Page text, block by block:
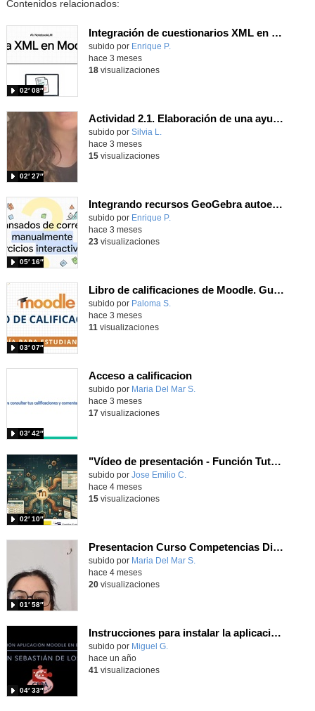
Contenidos relacionados:
Integración de cuestionarios XML en Moodle
subido por Enrique P.
02′ 08″
hace 3 meses
18visualizaciones
Actividad 2.1. Elaboración de una ayuda.
Contenido educativo.
subido por Silvia L.
02′ 27″
hace 3 meses
15visualizaciones
Integrando recursos GeoGebra autoevaluables en Moodle
subido por Enrique P.
05′ 16″
hace 3 meses
23visualizaciones
Libro de calificaciones de Moodle. Guía para estudiantes
Contenido educativo.
subido por Paloma S.
03′ 07″
hace 3 meses
11 visualizaciones
Acceso a calificacion
subido por Maria Del Mar S.
03′ 42″
hace 3 meses
17visualizaciones
"Vídeo de presentación - Función Tutorial - José Emilio Calderón".
Contenido educativo.
subido por Jose Emilio C.
02′ 10″
hace 4 meses
15visualizaciones
Presentacion Curso Competencias Digitales
subido por Maria Del Mar S.
01′ 58″
hace 4 meses
20visualizaciones
Instrucciones para instalar la aplicación Moodle en el móvil
Contenido educativo.
subido por Miguel G.
04′ 33″
hace un año
41 visualizaciones